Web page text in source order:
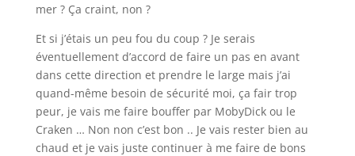
mer ? Ça craint, non ?
Et si j’étais un peu fou du coup ? Je serais
éventuellement d’accord de faire un pas en avant
dans cette direction et prendre le large mais j’ai
quand-même besoin de sécurité moi, ça fair trop
peur, je vais me faire bouffer par MobyDick ou le
Craken … Non non c’est bon .. Je vais rester bien au
chaud et je vais juste continuer à me faire de bons